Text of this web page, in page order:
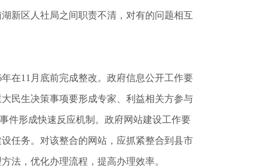
新区人社局之间职责不清，对有的问题相互
在11月底前完成整改。政府信息公开工作要
民生决策事项要形成专家、利益相关方参与
件形成快速反应机制。政府网站建设工作要
任务。对该整合的网站，应抓紧整合到县市
法，优化办理流程，提高办理效率。